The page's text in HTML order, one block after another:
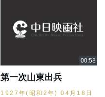
第一次山東出兵
1927年(昭和2年) 04月18日